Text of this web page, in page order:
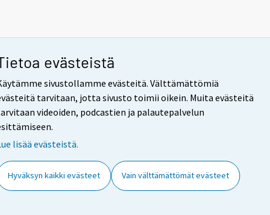
evästeistä
sivustollamme evästeitä. Välttämättömiä
tarvitaan, jotta sivusto toimii oikein. Muita evästeitä
videoiden, podcastien ja palautepalvelun
lisää evästeistä.
Hyväksyn kaikki evästeet Vain välttämättömät evästeet